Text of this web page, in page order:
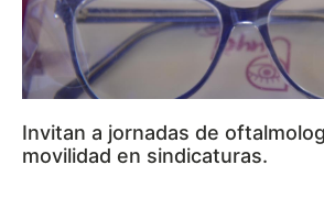
Invitan a jornadas de
movilidad en sindicaturas.